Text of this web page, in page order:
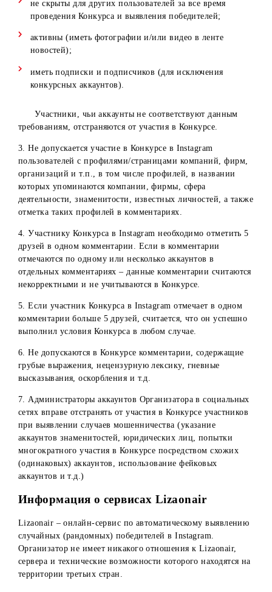
выполнение условий конкурса. Если в результате
условий конкурса, то администраторы проводят
определение победителя.
За ходом проведения и определением победителей
Конкурса следит комиссия.
Требования к выполнению условий участниками
выполнить все условия Конкурса.
2. Аккаунты участников Конкурса в Instagram должны
открыты на момент проведения конкурса:
не скрыты для других пользователей за все время
проведения Конкурса и выявления победителей;
активны (иметь фотографии и/или видео в ленте
новостей);
иметь подписки и подписчиков (для исключения
конкурсных аккаунтов).
Участники, чьи аккаунты не соответствуют данным
требованиям, отстраняются от участия в Конкурсе.
3. Не допускается участие в Конкурсе в Instagram
организаций и т.п., в том числе профилей, в названии
которых упоминаются компании, фирмы, сфера
деятельности, знаменитости, известных личностей, а
отметка таких профилей в комментариях.
4. Участнику Конкурса в Instagram необходимо отметить
отмечаются по одному или несколько аккаунтов в
некорректными и не учитываются в Конкурсе.
5. Если участник Конкурса в Instagram отмечает в одном
комментарии больше 5 друзей, считается, что он
выполнил условия Конкурса в любом случае.